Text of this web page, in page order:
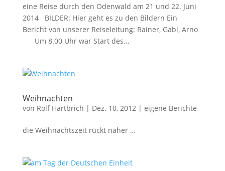
eine Reise durch den Odenwald am 21 und 22. Juni
2014 BILDER: Hier geht es zu den Bildern Ein
Bericht von unserer Reiseleitung: Rainer, Gabi, Arno
Um 8.00 Uhr war Start des...
Weihnachten
von Rolf Hartbrich | Dez. 10, 2012| eigene Berichte
die Weihnachtszeit rückt näher …